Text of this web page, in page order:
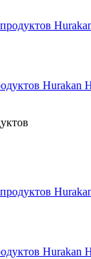
Hurakan
Hurakan